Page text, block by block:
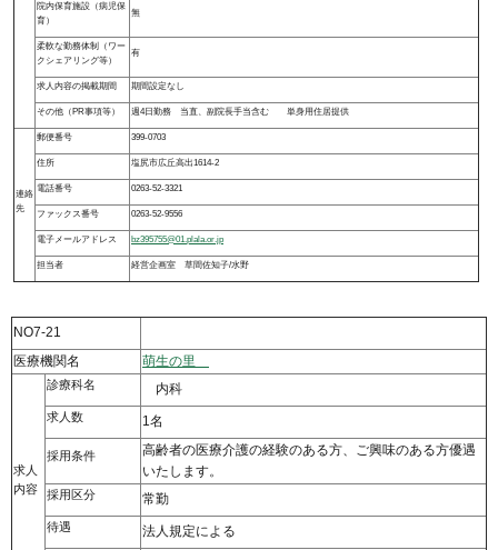
院内保育施設（病児保
育）
無
柔軟な勤務体制（ワー
クシェアリング等）
有
求人内容の掲載期間 期間設定なし
その他（PR事項等） 週4日勤務 当直、副院長手当含む 単身用住居提供
連絡
先
郵便番号 399-0703
住所 塩尻市広丘高出1614-2
電話番号 0263-52-3321
ファックス番号 0263-52-9556
電子メールアドレス bz395755@01.plala.or.jp
担当者 経営企画室 草間佐知子/水野
NO7-21
医療機関名
萌生の里
求人
内容
診療科名 内科
求人数 1名
採用条件
高齢者の医療介護の経験のある方、ご興味のある方優遇
いたします。
採用区分 常勤
待遇 法人規定による